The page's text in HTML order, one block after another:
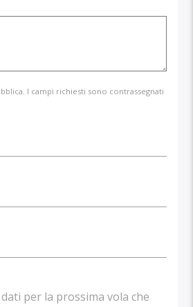
I campi richiesti sono contrassegnati
dati per la prossima vola che